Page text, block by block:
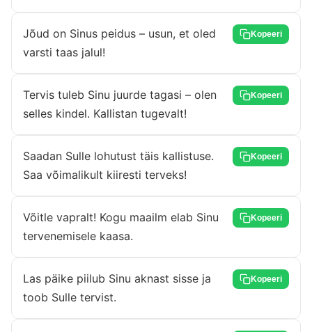
Jõud on Sinus peidus – usun, et oled
varsti taas jalul!
Kopeeri
Tervis tuleb Sinu juurde tagasi – olen
selles kindel. Kallistan tugevalt!
Kopeeri
Saadan Sulle lohutust täis kallistuse.
Saa võimalikult kiiresti terveks!
Kopeeri
Võitle vapralt! Kogu maailm elab Sinu
tervenemisele kaasa.
Kopeeri
Las päike piilub Sinu aknast sisse ja
toob Sulle tervist.
Kopeeri